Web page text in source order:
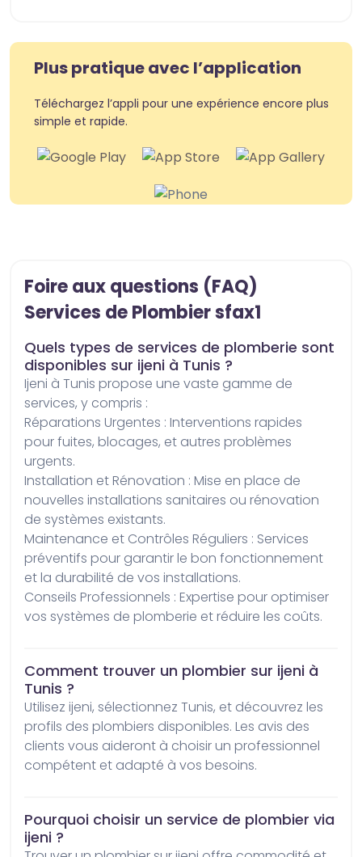
Plus pratique avec l’application
Téléchargez l’appli pour une expérience encore plus
simple et rapide.
Foire aux questions (FAQ)
Services de Plombier sfax1
Quels types de services de plomberie sont
disponibles sur ijeni à Tunis ?
ijeni à Tunis propose une vaste gamme de
services, y compris :
Réparations Urgentes : Interventions rapides
pour fuites, blocages, et autres problèmes
urgents.
Installation et Rénovation : Mise en place de
nouvelles installations sanitaires ou rénovation
de systèmes existants.
Maintenance et Contrôles Réguliers : Services
préventifs pour garantir le bon fonctionnement
et la durabilité de vos installations.
Conseils Professionnels : Expertise pour optimiser
vos systèmes de plomberie et réduire les coûts.
Comment trouver un plombier sur ijeni à
Tunis ?
Utilisez ijeni, sélectionnez Tunis, et découvrez les
profils des plombiers disponibles. Les avis des
clients vous aideront à choisir un professionnel
compétent et adapté à vos besoins.
Pourquoi choisir un service de plombier via
ijeni ?